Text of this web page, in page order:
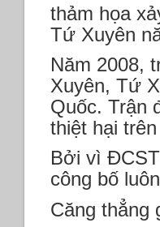
thảm họa
Tứ Xuyên
Năm 2008,
Xuyên, Tứ
Quốc. Trận
thiệt hại
Bởi vì
công bố
Căng thẳng